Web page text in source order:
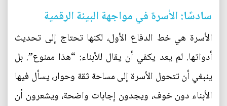
سادسًا: الأسرة في مواجهة البيئة الرقمية
الأسرة هي خط الدفاع الأول، لكنها تحتاج إلى تحديث
أدواتها. لم يعد يكفي أن يقال للأبناء: “هذا ممنوع”. بل
ينبغي أن تتحول الأسرة إلى مساحة ثقة وحوار، يسأل فيها
الأبناء دون خوف، ويجدون إجابات واضحة، ويشعرون أن